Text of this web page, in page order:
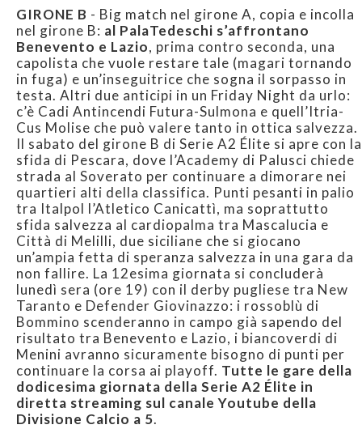
GIRONE B - Big match nel girone A, copia e incolla
nel girone B: al PalaTedeschi s’affrontano
Benevento e Lazio, prima contro seconda, una
capolista che vuole restare tale (magari tornando
in fuga) e un’inseguitrice che sogna il sorpasso in
testa. Altri due anticipi in un Friday Night da urlo:
c’è Cadi Antincendi Futura-Sulmona e quell’Itria-
Cus Molise che può valere tanto in ottica salvezza.
Il sabato del girone B di Serie A2 Élite si apre con la
sfida di Pescara, dove l’Academy di Palusci chiede
strada al Soverato per continuare a dimorare nei
quartieri alti della classifica. Punti pesanti in palio
tra Italpol l’Atletico Canicattì, ma soprattutto
sfida salvezza al cardiopalma tra Mascalucia e
Città di Melilli, due siciliane che si giocano
un’ampia fetta di speranza salvezza in una gara da
non fallire. La 12esima giornata si concluderà
lunedì sera (ore 19) con il derby pugliese tra New
Taranto e Defender Giovinazzo: i rossoblù di
Bommino scenderanno in campo già sapendo del
risultato tra Benevento e Lazio, i biancoverdi di
Menini avranno sicuramente bisogno di punti per
continuare la corsa ai playoff. Tutte le gare della
dodicesima giornata della Serie A2 Élite in
diretta streaming sul canale Youtube della
Divisione Calcio a 5.